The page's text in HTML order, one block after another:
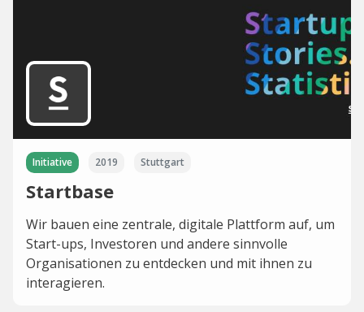
Initiative 2019 Stuttgart
Startbase
Wir bauen eine zentrale, digitale Plattform auf, um
Start-ups, Investoren und andere sinnvolle
Organisationen zu entdecken und mit ihnen zu
interagieren.